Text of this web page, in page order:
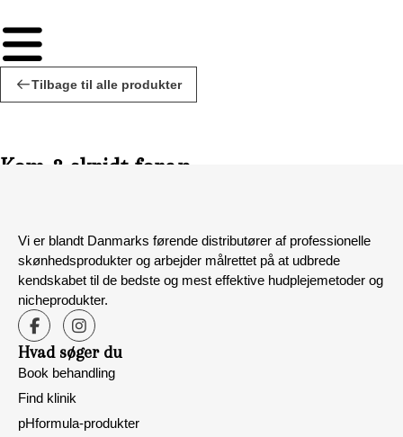
Tilbage til alle produkter
Kom 3 skridt foran
Vi er blandt Danmarks førende distributører af professionelle
skønhedsprodukter og arbejder målrettet på at udbrede
kendskabet til de bedste og mest effektive hudplejemetoder og
nicheprodukter.
Hvad søger du
Book behandling
Find klinik
pHformula-produkter